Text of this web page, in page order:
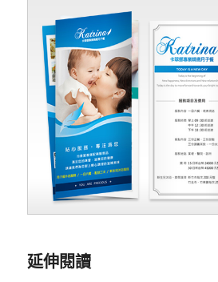
延伸閱讀